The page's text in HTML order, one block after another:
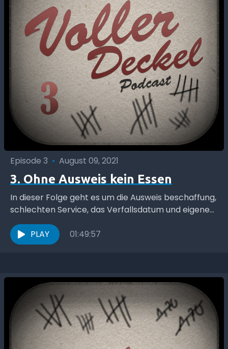
Episode 3 • August 09, 2021
3. Ohne Ausweis kein Essen
In dieser Folge geht es um die Ausweis beschaffung,
schlechten Service, das Verfallsdatum und eigenen
Schnaps.
PLAY
01:49:57